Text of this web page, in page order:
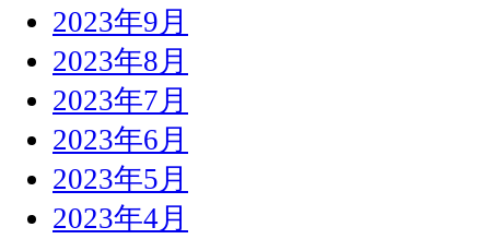
2023年9月
2023年8月
2023年7月
2023年6月
2023年5月
2023年4月